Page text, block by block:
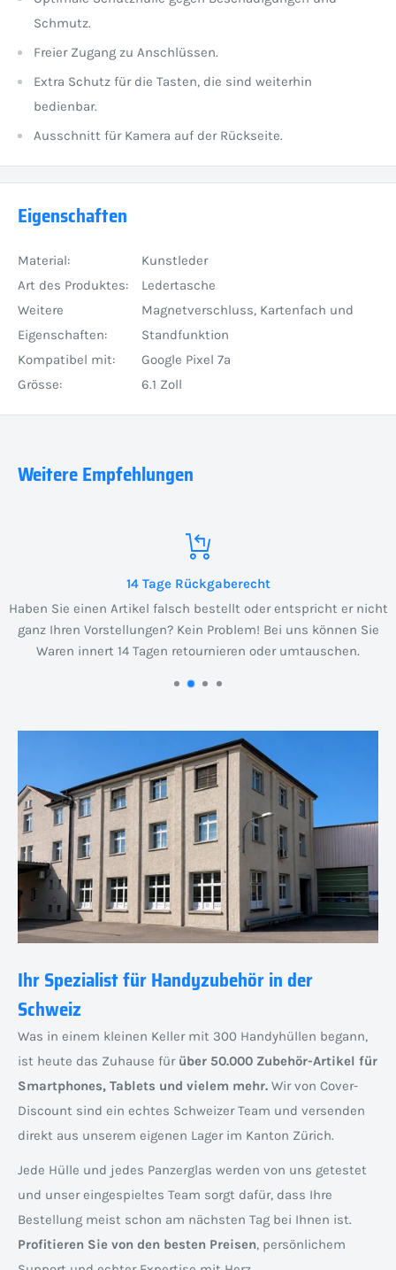
Schmutz.
Freier Zugang zu Anschlüssen.
Extra Schutz für die Tasten, die sind weiterhin
bedienbar.
Ausschnitt für Kamera auf der Rückseite.
Eigenschaften
Material:
Kunstleder
Art des Produktes:
Ledertasche
Weitere
Eigenschaften:
Magnetverschluss, Kartenfach und
Standfunktion
Kompatibel mit:
Google Pixel 7a
Grösse:
6.1 Zoll
Weitere Empfehlungen
14 Tage Rückgaberecht
Haben Sie einen Artikel falsch bestellt oder entspricht er nicht
ganz Ihren Vorstellungen? Kein Problem! Bei uns können Sie
Waren innert 14 Tagen retournieren oder umtauschen.
Ihr Spezialist für Handyzubehör in der
Schweiz
Was in einem kleinen Keller mit 300 Handyhüllen begann,
ist heute das Zuhause für über 50.000 Zubehör-Artikel für
Smartphones, Tablets und vielem mehr. Wir von Cover-
Discount sind ein echtes Schweizer Team und versenden
direkt aus unserem eigenen Lager im Kanton Zürich.
Jede Hülle und jedes Panzerglas werden von uns getestet
und unser eingespieltes Team sorgt dafür, dass Ihre
Bestellung meist schon am nächsten Tag bei Ihnen ist.
Profitieren Sie von den besten Preisen, persönlichem